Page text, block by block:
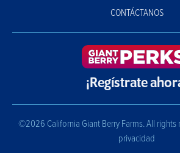
CONTÁCTANOS
¡Regístrate
©2026 California Giant Berry Farms. All rights
privacidad